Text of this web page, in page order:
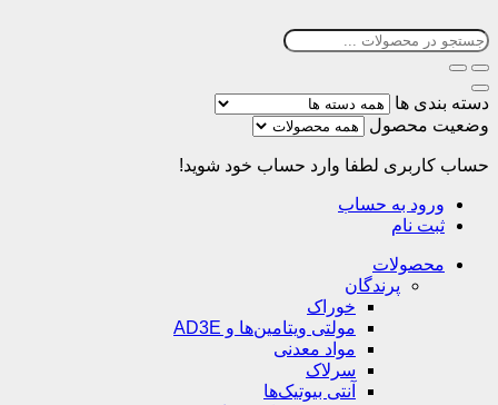
دسته بندی ها
وضعیت محصول
حساب کاربری لطفا وارد حساب خود شوید!
ورود به حساب
ثبت نام
محصولات
پرندگان
خوراک
مولتی ویتامین‌ها و AD3E
مواد معدنی
سرلاک
آنتی بیوتیک‌ها